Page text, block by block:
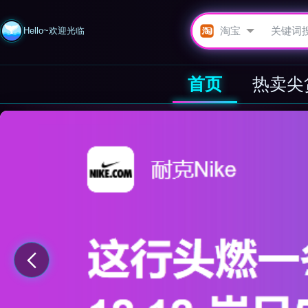
Hello~欢迎光临
首页 热卖尖
